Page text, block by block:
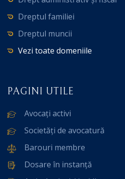
Dreptul familiei
Dreptul muncii
Vezi toate domeniile
PAGINI UTILE
Avocați activi
Societăți de avocatură
Barouri membre
Dosare în instanță